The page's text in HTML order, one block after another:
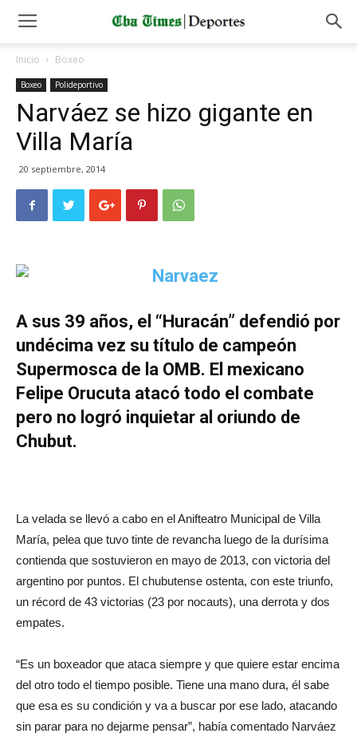
Inicio Boxeo
Boxeo Polideportivo
Narváez se hizo gigante en
Villa María
20 septiembre, 2014
A sus 39 años, el “Huracán” defendió por
undécima vez su título de campeón
Supermosca de la OMB. El mexicano
Felipe Orucuta atacó todo el combate
pero no logró inquietar al oriundo de
Chubut.
La velada se llevó a cabo en el Anifteatro Municipal de Villa
María, pelea que tuvo tinte de revancha luego de la durísima
contienda que sostuvieron en mayo de 2013, con victoria del
argentino por puntos. El chubutense ostenta, con este triunfo,
un récord de 43 victorias (23 por nocauts), una derrota y dos
empates.
“Es un boxeador que ataca siempre y que quiere estar encima
del otro todo el tiempo posible. Tiene una mano dura, él sabe
que esa es su condición y va a buscar por ese lado, atacando
sin parar para no dejarme pensar”, había comentado Narváez